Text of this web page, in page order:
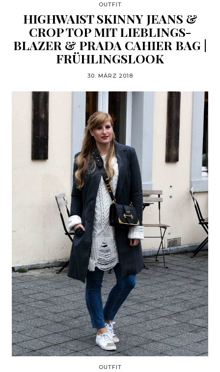
OUTFIT
HIGHWAIST SKINNY JEANS &
CROP TOP MIT LIEBLINGS-
BLAZER & PRADA CAHIER BAG |
FRÜHLINGSLOOK
30. MÄRZ 2018
OUTFIT